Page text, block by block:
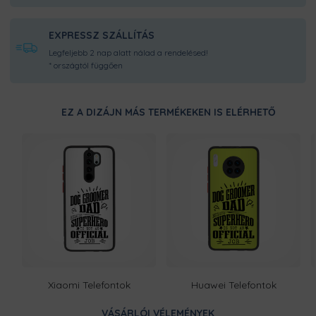
EXPRESSZ SZÁLLÍTÁS
Legfeljebb 2 nap alatt nálad a rendelésed!
* országtól függően
EZ A DIZÁJN MÁS TERMÉKEKEN IS ELÉRHETŐ
Xiaomi Telefontok Huawei Telefontok
VÁSÁRLÓI VÉLEMÉNYEK